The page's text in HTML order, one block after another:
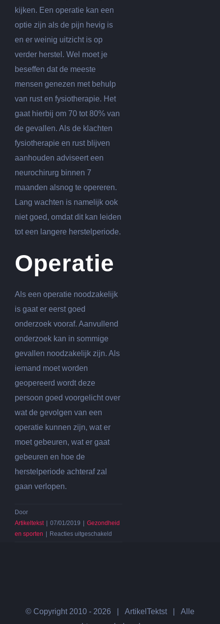
kijken. Een operatie kan een
optie zijn als de pijn hevig is
en er weinig uitzicht is op
verder herstel. Wel moet je
beseffen dat de meeste
mensen genezen met behulp
van rust en fysiotherapie. Het
gaat hierbij om 70 tot 80% van
de gevallen. Als de klachten
fysiotherapie en rust blijven
aanhouden adviseert een
neurochirurg binnen 7
maanden alsnog te opereren.
Lang wachten is namelijk ook
niet goed, omdat dit kan leiden
tot een langere herstelperiode.
Operatie
Als een operatie noodzakelijk
is gaat er eerst goed
onderzoek vooraf. Aanvullend
onderzoek kan in sommige
gevallen noodzakelijk zijn. Als
iemand moet worden
geopereerd wordt deze
persoon goed voorgelicht over
wat de gevolgen van een
operatie kunnen zijn, wat er
moet gebeuren, wat er gaat
gebeuren en hoe de
herstelperiode achteraf zal
gaan verlopen.
Door
Artikeltekst | 07/01/2019 | Gezondheid
en sporten | Reacties uitgeschakeld
verminderen
© Copyright 2010 - 2026 | ArtikelTektst | Alle